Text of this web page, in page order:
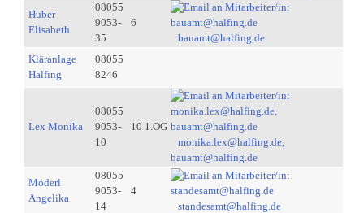
Huber
Elisabeth
08055
9053-
35
6
bauamt@halfing.de
Kläranlage
Halfing
08055
8246
Lex Monika
08055
9053-
10
10 1.OG
monika.lex@halfing.de,
bauamt@halfing.de
Möderl
Angelika
08055
9053-
14
4
standesamt@halfing.de